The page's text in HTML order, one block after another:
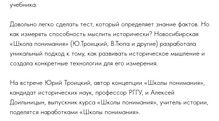
учебника.
Довольно легко сделать тест, который определяет знание фактов. Но
как измерять способность мыслить исторически? Новосибирская
«Школа понимания» (Ю.Троицкий, В.Тюпа и другие) разработала
уникальный подход к тому, как развивать историческое мышление и
создала конкретные технологии для его измерения.
На встрече Юрий Троицкий, автор концепции «Школы понимания»,
кандидат исторических наук, профессор РГГУ, и Алексей
Доильницын, выпускник курса «Школы понимания», учитель истории,
поделятся наработками «Школы понимания».